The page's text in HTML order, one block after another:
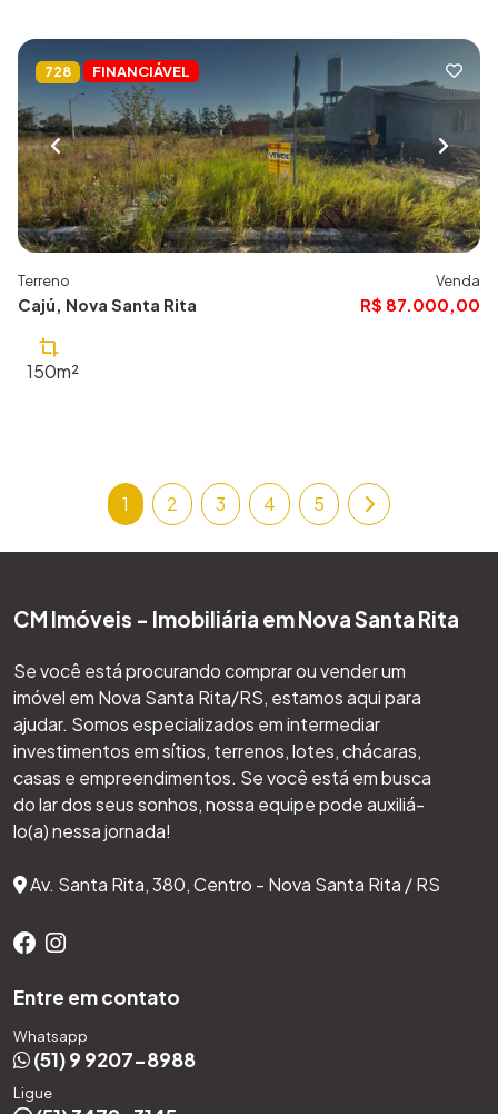
728 FINANCIÁVEL
Terreno
Cajú, Nova Santa Rita
Venda
R$ 87.000,00
150m²
1 2 3 4 5
CM Imóveis - Imobiliária em Nova Santa Rita
Se você está procurando comprar ou vender um
imóvel em Nova Santa Rita/RS, estamos aqui para
ajudar. Somos especializados em intermediar
investimentos em sítios, terrenos, lotes, chácaras,
casas e empreendimentos. Se você está em busca
do lar dos seus sonhos, nossa equipe pode auxiliá-
lo(a) nessa jornada!
Av. Santa Rita, 380, Centro - Nova Santa Rita / RS
Entre em contato
Whatsapp
(51) 9 9207-8988
Ligue